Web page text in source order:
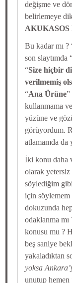
değişme ve
belirlemeye
AKUKASOS
Bu kadar mı ?
son slaytımda
“Size hiçbir
verilmemiş
“Ana Ürüne”
kullanmama
yüzüne ve
görüyordum.
atlamamda da
İki konu daha
olarak yetersiz
söylediğim
için
dokuzunda
odaklanma
konusu mu ?
beş saniye
yakaladıktan
yoksa
unutup hemen